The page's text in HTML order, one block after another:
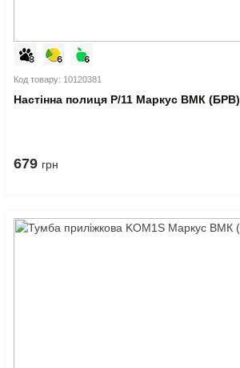
Код товару: 10120381
Настінна полиця P/11 Маркус ВМК (БРВ)
679 грн